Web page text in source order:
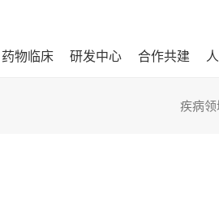
药物临床 研发中心 合作共建
疾病领